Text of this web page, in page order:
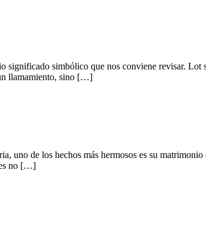
simbólico que nos conviene revisar.
llamamiento, sino […]
uno de los hechos más hermosos es su
no […]